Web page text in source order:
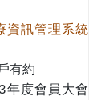
資訊管理系統
有約
年度會員大會